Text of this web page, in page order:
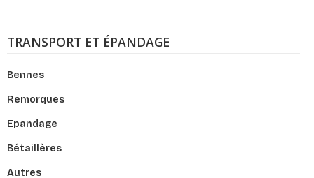
TRANSPORT ET ÉPANDAGE
Bennes
Remorques
Epandage
Bétaillères
Autres